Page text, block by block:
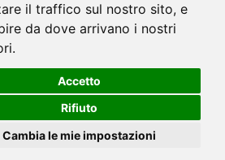
il traffico sul nostro sito, e
da dove arrivano i nostri
Accetto
Rifiuto
Cambia le mie impostazioni
Reserved -- Quine srl – C.F./P IVA
della Protezione dei Dati: Avv. Monica